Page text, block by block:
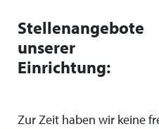
Stellenangebote
unserer
Einrichtung:
Zur Zeit haben wir keine